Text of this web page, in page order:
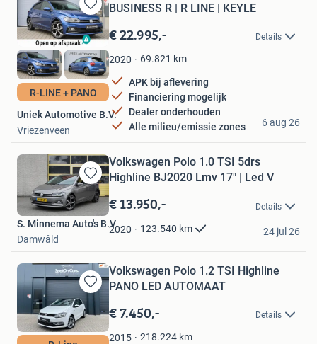
Bewaren
in
Mijn
Favorieten
R-LINE + PANO
BUSINESS R | R LINE | KEYLE
€ 22.995,- Details
2020 69.821 km
APK bij aflevering
Financiering mogelijk
Dealer onderhouden
Alle milieu/emissie zones
Uniek Automotive B.V.
Vriezenveen
6 aug 26
Bewaren
in
Mijn
Favorieten
Volkswagen Polo 1.0 TSI 5drs
Highline BJ2020 Lmv 17" | Led V
€ 13.950,- Details
2020 123.540 km
S. Minnema Auto's B.V.
Damwâld
24 jul 26
Bewaren
in
Mijn
Favorieten
Volkswagen Polo 1.2 TSI Highline
PANO LED AUTOMAAT
€ 7.450,- Details
2015 218.224 km